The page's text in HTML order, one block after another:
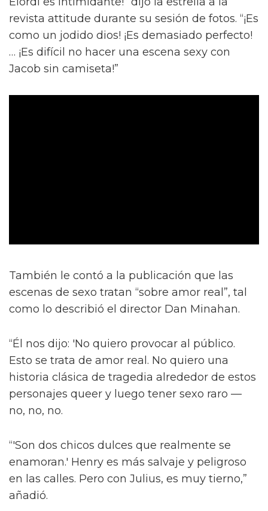
revista attitude durante su sesión de fotos. “¡Es
como un jodido dios! ¡Es demasiado perfecto!
… ¡Es difícil no hacer una escena sexy con
Jacob sin camiseta!”
También le contó a la publicación que las
escenas de sexo tratan “sobre amor real”, tal
como lo describió el director Dan Minahan.
“Él nos dijo: 'No quiero provocar al público.
Esto se trata de amor real. No quiero una
historia clásica de tragedia alrededor de estos
personajes queer y luego tener sexo raro —
no, no, no.
“'Son dos chicos dulces que realmente se
enamoran.' Henry es más salvaje y peligroso
en las calles. Pero con Julius, es muy tierno,”
añadió.